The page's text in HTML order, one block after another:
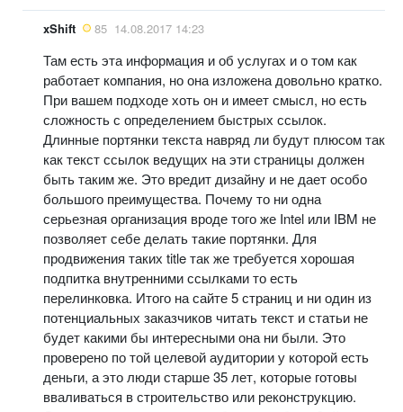
xShift 85 14.08.2017 14:23
Там есть эта информация и об услугах и о том как
работает компания, но она изложена довольно кратко.
При вашем подходе хоть он и имеет смысл, но есть
сложность с определением быстрых ссылок.
Длинные портянки текста навряд ли будут плюсом так
как текст ссылок ведущих на эти страницы должен
быть таким же. Это вредит дизайну и не дает особо
большого преимущества. Почему то ни одна
серьезная организация вроде того же Intel или IBM не
позволяет себе делать такие портянки. Для
продвижения таких title так же требуется хорошая
подпитка внутренними ссылками то есть
перелинковка. Итого на сайте 5 страниц и ни один из
потенциальных заказчиков читать текст и статьи не
будет какими бы интересными она ни были. Это
проверено по той целевой аудитории у которой есть
деньги, а это люди старше 35 лет, которые готовы
вваливаться в строительство или реконструкцию.